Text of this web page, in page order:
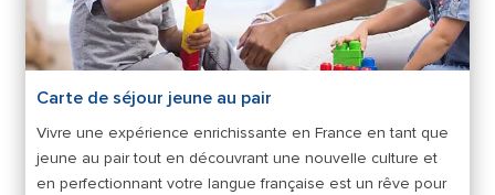
Carte de séjour jeune au pair
Vivre une expérience enrichissante en France en tant que
jeune au pair tout en découvrant une nouvelle culture et
en perfectionnant votre langue française est un rêve pour